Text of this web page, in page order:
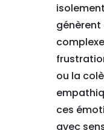
ou la
ces
avec